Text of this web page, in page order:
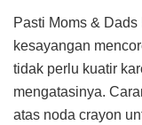
Pasti Moms &
kesayangan
tidak perlu kuatir
mengatasinya.
atas noda crayon